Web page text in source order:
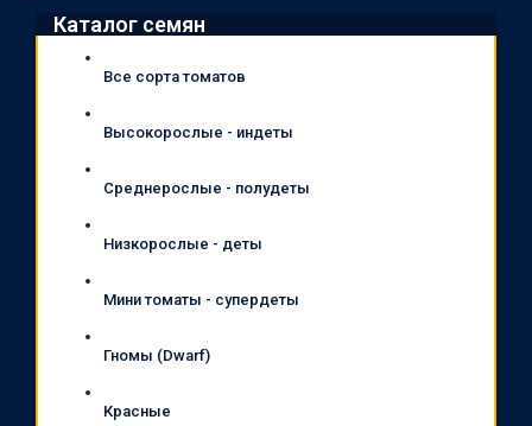
Каталог семян
Все сорта томатов
Высокорослые - индеты
Среднерослые - полудеты
Низкорослые - деты
Мини томаты - супердеты
Гномы (Dwarf)
Красные